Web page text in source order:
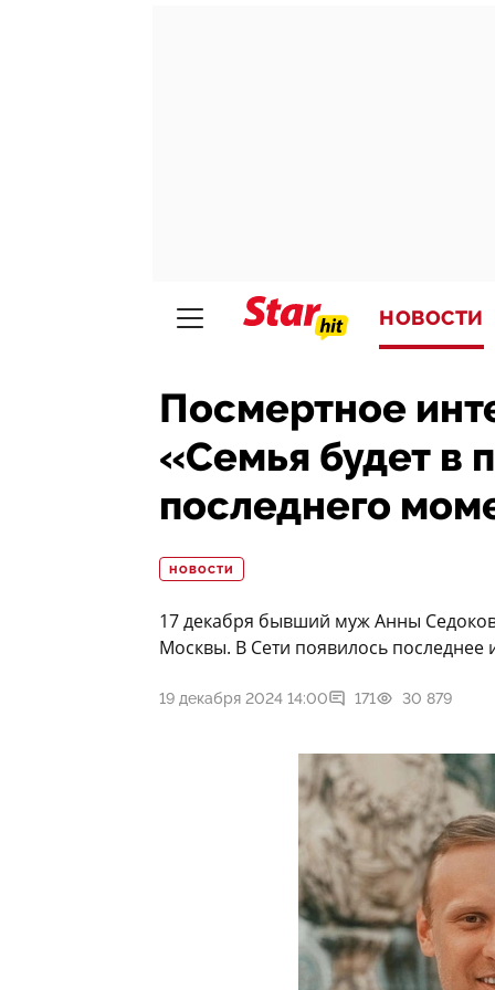
НОВОСТИ
Посмертное
«Семья будет в
последнего
НОВОСТИ
17 декабря бывший муж Анны
Москвы. В Сети появилось последнее
19 декабря 2024 14:00 171 30 879